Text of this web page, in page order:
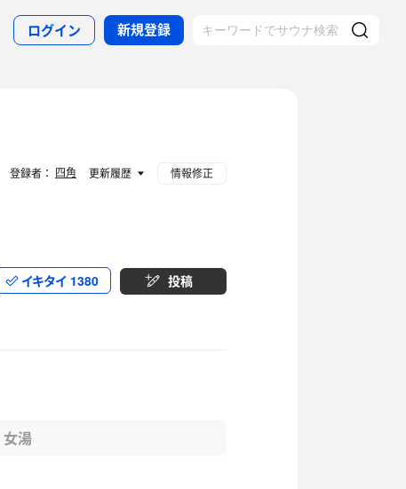
ログイン 新規登録
イキタイ 1380 投稿
女湯
登録者： 四角 更新履歴 情報修正